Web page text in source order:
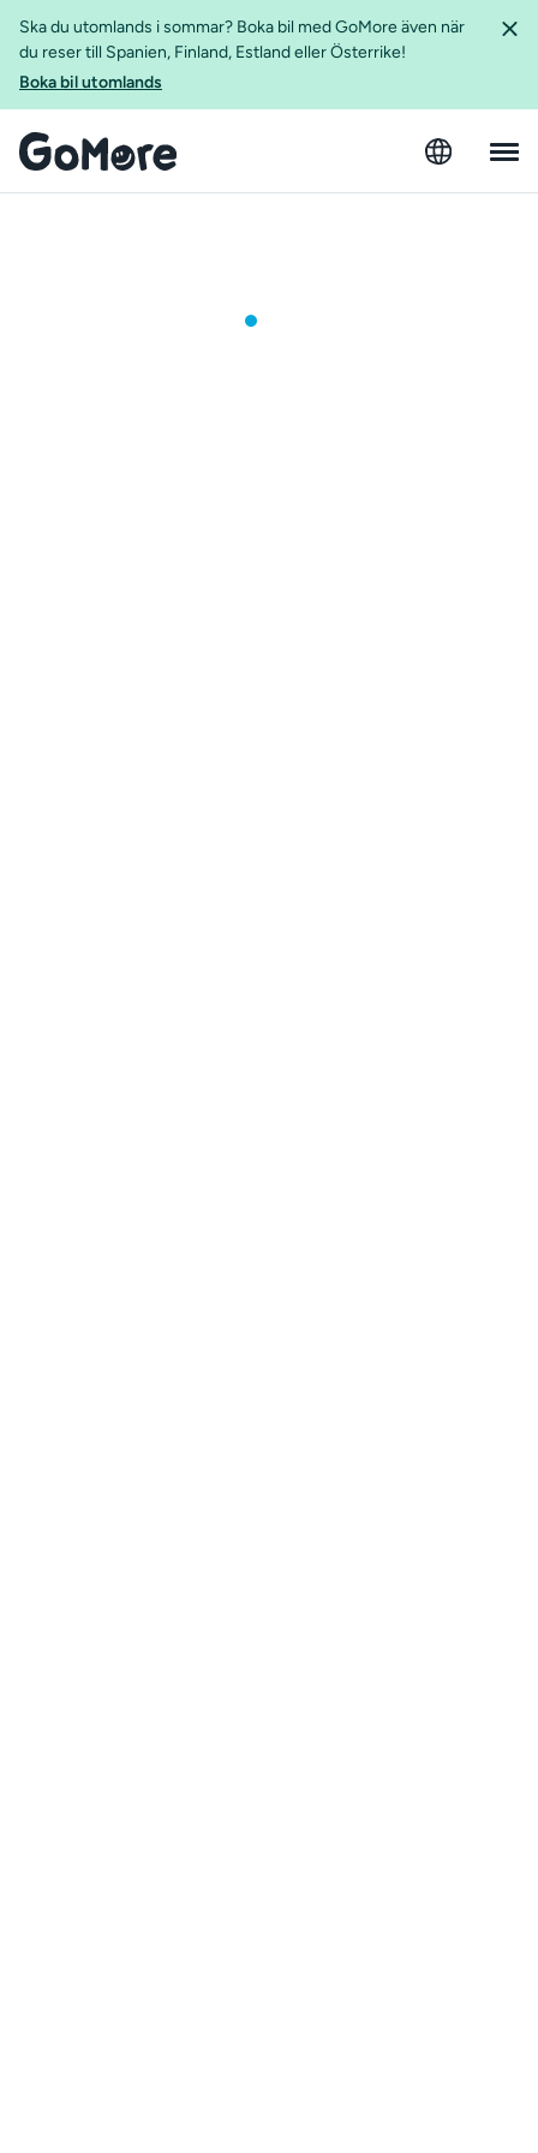
Ska du utomlands i sommar? Boka bil med GoMore även när
du reser till Spanien, Finland, Estland eller Österrike!
Boka bil utomlands